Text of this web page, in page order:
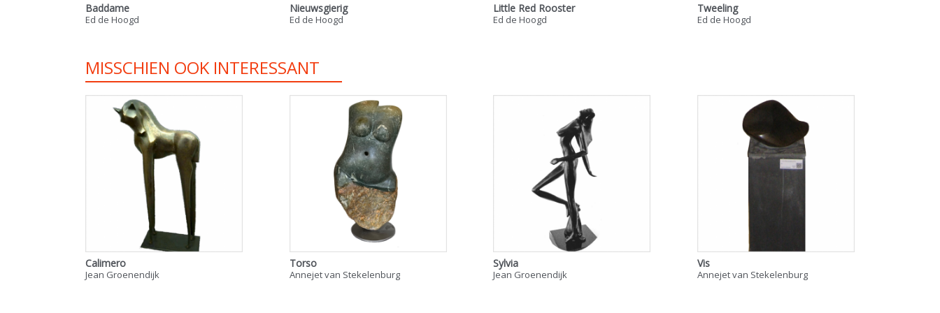
Baddame
Ed de Hoogd
Nieuwsgierig
Ed de Hoogd
Little Red Rooster
Ed de Hoogd
Tweeling
Ed de Hoogd
MISSCHIEN OOK INTERESSANT
Calimero
Jean Groenendijk
Torso
Annejet van Stekelenburg
Sylvia
Jean Groenendijk
Vis
Annejet van Stekelenburg